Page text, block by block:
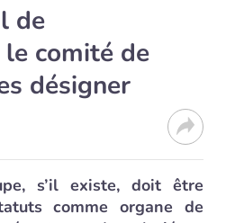
de
comité de
désigner
s’il existe, doit être
comme organe de